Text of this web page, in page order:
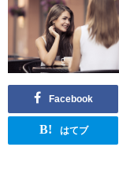
Facebook
B! はてブ